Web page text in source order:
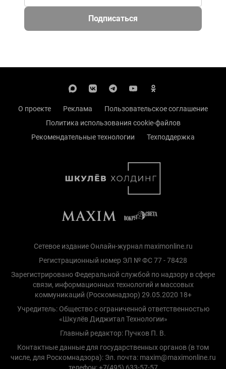
Подписаться
О проекте Реклама
Пользовательское соглашение
Политика использования cookie-файлов
Рекомендательные технологии
Техподдержка
Сетевое издание Онлайн-журнал maximonline.ru
Регистрационный номер ЭЛ № ФС 77 - 78428
Зарегистрировано Федеральной службой по надзору в сфере
связи, информационных технологий и массовых
коммуникаций (Роскомнадзор) 29.05.2020 18+
Учредитель: Общество с ограниченной ответственностью
«Шкулёв Диджитал Технологии»
Главный редактор: Пучков П. В.
Контактные данные для государственных органов (в том
числе, для Роскомнадзора): Эл. почта: maxim@maximonline.ru
телефон: +7(495) 633-57-57